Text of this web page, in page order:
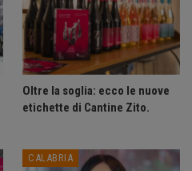
Oltre la soglia: ecco le nuove
etichette di Cantine Zito.
CALABRIA